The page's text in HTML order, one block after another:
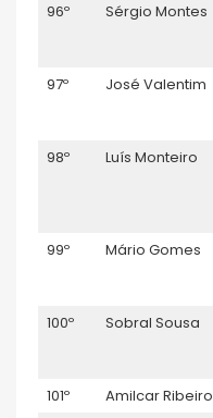
96º
Sérgio Montes
97º José Valentim
98º Luís Monteiro
99º Mário Gomes
100º Sobral Sousa
101º Amilcar Ribeiro